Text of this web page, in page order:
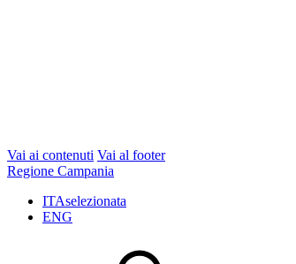
Vai ai contenuti Vai al footer
Regione Campania
ITAselezionata
ENG